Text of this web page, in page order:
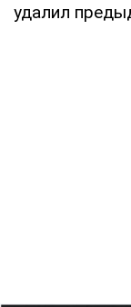
удалил